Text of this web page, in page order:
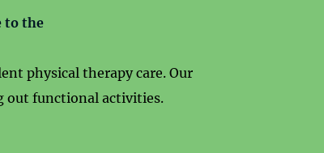
to the
physical therapy care. Our
out functional activities.